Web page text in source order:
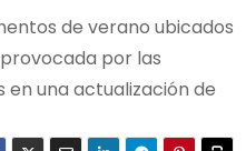
de verano ubicados
por las
en una actualización de